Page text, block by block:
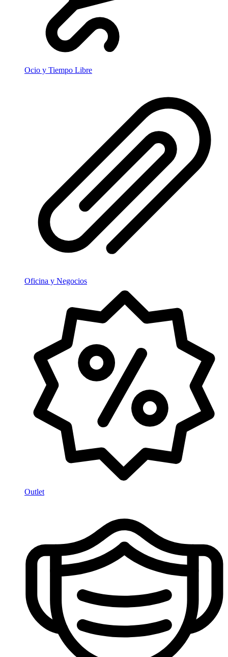
Ocio y Tiempo Libre
Oficina y Negocios
Outlet